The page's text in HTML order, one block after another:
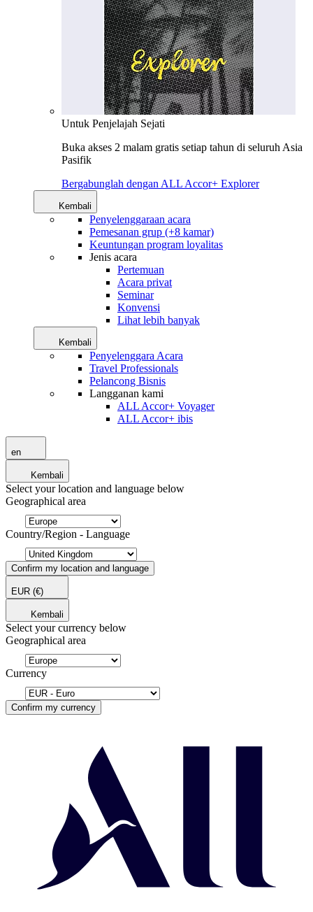
Untuk Penjelajah Sejati
Buka akses 2 malam gratis setiap tahun di seluruh Asia
Pasifik
Bergabunglah dengan ALL Accor+ Explorer
Kembali
Penyelenggaraan acara
Pemesanan grup (+8 kamar)
Keuntungan program loyalitas
Jenis acara
Pertemuan
Acara privat
Seminar
Konvensi
Lihat lebih banyak
Kembali
Penyelenggara Acara
Travel Professionals
Pelancong Bisnis
Langganan kami
ALL Accor+ Voyager
ALL Accor+ ibis
en
Kembali
Select your location and language below
Geographical area
Country/Region - Language
Confirm my location and language
EUR (€)
Kembali
Select your currency below
Geographical area
Currency
Confirm my currency